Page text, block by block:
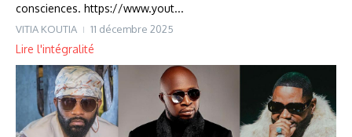
consciences. https://www.yout...
VITIA KOUTIA 11 décembre 2025
Lire l'intégralité